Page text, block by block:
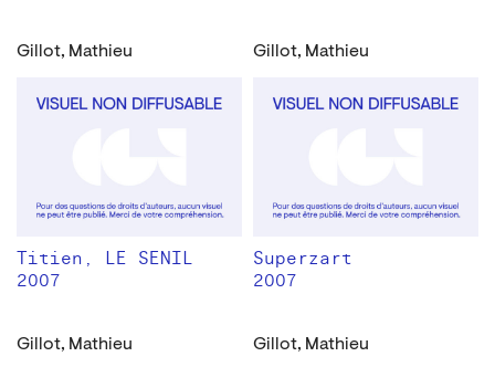
Gillot, Mathieu
Titien, LE SENIL
2007
Gillot, Mathieu
Superzart
2007
Gillot, Mathieu Gillot, Mathieu